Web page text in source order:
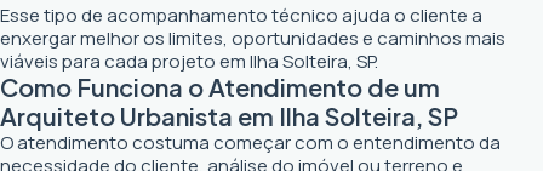
Esse tipo de acompanhamento técnico ajuda o cliente a
enxergar melhor os limites, oportunidades e caminhos mais
viáveis para cada projeto em Ilha Solteira, SP.
Como Funciona o Atendimento de um
Arquiteto Urbanista em Ilha Solteira, SP
O atendimento costuma começar com o entendimento da
necessidade do cliente, análise do imóvel ou terreno e